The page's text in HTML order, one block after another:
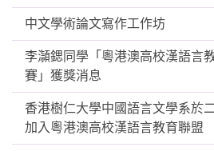
中文學術論文寫作工作坊
李𪷿鍶同學「粵港澳高校漢語言
賽」獲獎消息
香港樹仁大學中國語言文學系於
加入粵港澳高校漢語言教育聯盟